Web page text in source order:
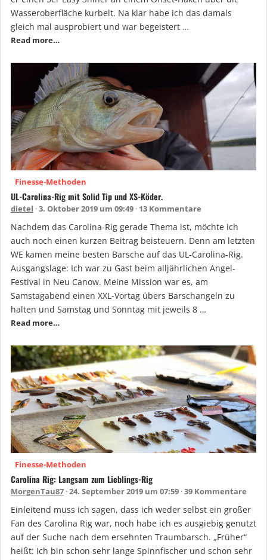
Wasseroberfläche kurbelt. Na klar habe ich das damals
gleich mal ausprobiert und war begeistert …
Read more…
Finesse-Methoden
UL-Carolina-Rig mit Solid Tip und XS-Köder.
dietel 3. Oktober 2019 um 09:49 13 Kommentare
Nachdem das Carolina-Rig gerade Thema ist, möchte ich
auch noch einen kurzen Beitrag beisteuern. Denn am letzten
WE kamen meine besten Barsche auf das UL-Carolina-Rig.
Ausgangslage: Ich war zu Gast beim alljährlichen Angel-
Festival in Neu Canow. Meine Mission war es, am
Samstagabend einen XXL-Vortag übers Barschangeln zu
halten und Samstag und Sonntag mit jeweils 8 …
Read more…
Finesse-Methoden
Carolina Rig: Langsam zum Lieblings-Rig
MorgenTau87 24. September 2019 um 07:59 39 Kommentare
Einleitend muss ich sagen, dass ich weder selbst ein großer
Fan des Carolina Rig war, noch habe ich es ausgiebig genutzt
auf der Suche nach dem ersehnten Traumbarsch. „Früher“
heißt: Ich bin schon sehr lange Spinnfischer und schon sehr